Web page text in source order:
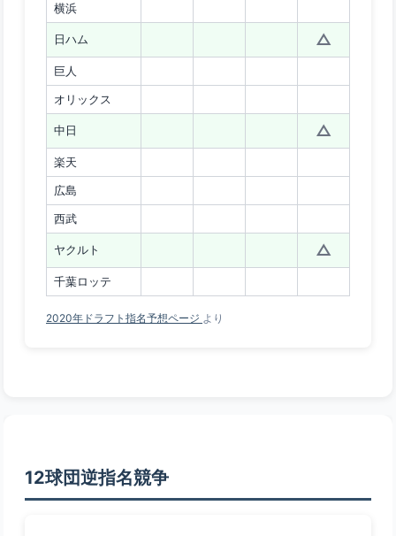
横浜
日ハム △
巨人
オリックス
中日 △
楽天
広島
西武
ヤクルト △
千葉ロッテ
2020年ドラフト指名予想ページ より
12球団逆指名競争